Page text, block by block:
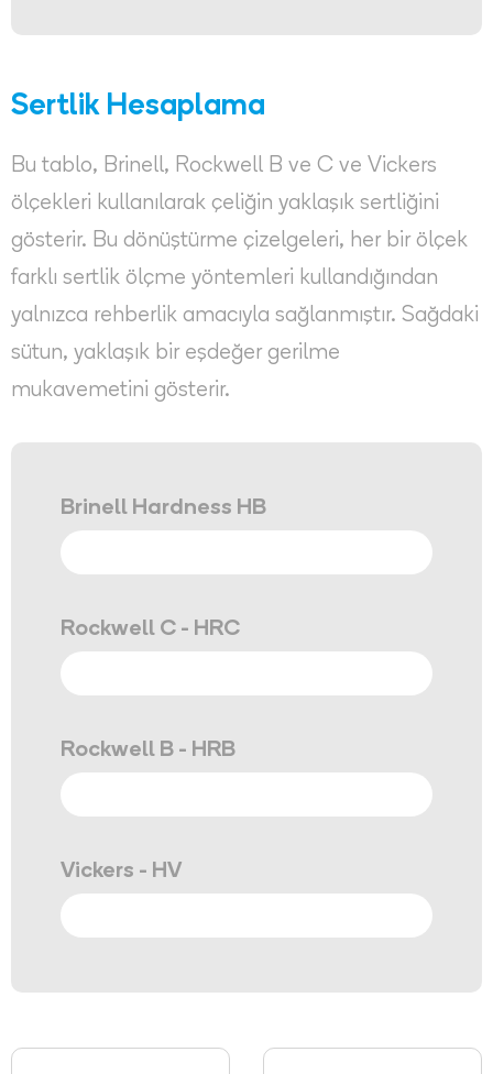
Sertlik Hesaplama
Bu tablo, Brinell, Rockwell B ve C ve Vickers
ölçekleri kullanılarak çeliğin yaklaşık sertliğini
gösterir. Bu dönüştürme çizelgeleri, her bir ölçek
farklı sertlik ölçme yöntemleri kullandığından
yalnızca rehberlik amacıyla sağlanmıştır. Sağdaki
sütun, yaklaşık bir eşdeğer gerilme
mukavemetini gösterir.
Brinell Hardness HB
Rockwell C - HRC
Rockwell B - HRB
Vickers - HV